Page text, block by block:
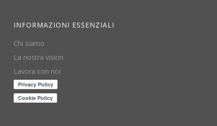
INFORMAZIONI ESSENZIALI
Chi siamo
La nostra vision
Lavora con noi